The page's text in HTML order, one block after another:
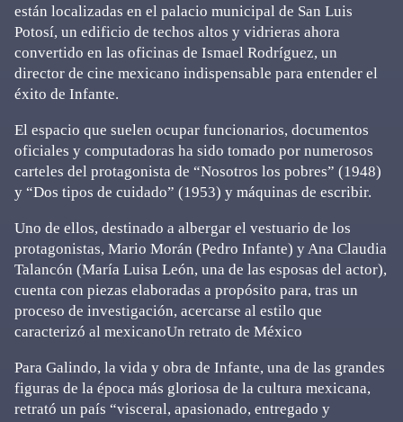
están localizadas en el palacio municipal de San Luis
Potosí, un edificio de techos altos y vidrieras ahora
convertido en las oficinas de Ismael Rodríguez, un
director de cine mexicano indispensable para entender el
éxito de Infante.
El espacio que suelen ocupar funcionarios, documentos
oficiales y computadoras ha sido tomado por numerosos
carteles del protagonista de “Nosotros los pobres” (1948)
y “Dos tipos de cuidado” (1953) y máquinas de escribir.
Uno de ellos, destinado a albergar el vestuario de los
protagonistas, Mario Morán (Pedro Infante) y Ana Claudia
Talancón (María Luisa León, una de las esposas del actor),
cuenta con piezas elaboradas a propósito para, tras un
proceso de investigación, acercarse al estilo que
caracterizó al mexicanoUn retrato de México
Para Galindo, la vida y obra de Infante, una de las grandes
figuras de la época más gloriosa de la cultura mexicana,
retrató un país “visceral, apasionado, entregado y